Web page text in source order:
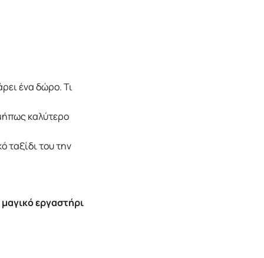
ένα δώρο. Τι
καλύτερο
ταξίδι του την
εργαστήρι